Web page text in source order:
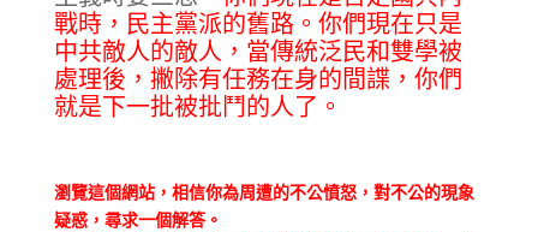
戰時，民主黨派的舊路。你們現在只是
中共敵人的敵人，當傳統泛民和雙學被
處理後，撇除有任務在身的間諜，你們
就是下一批被批鬥的人了。
瀏覽這個網站，相信你為周遭的不公憤怒，對不公的現象
疑惑，尋求一個解答。